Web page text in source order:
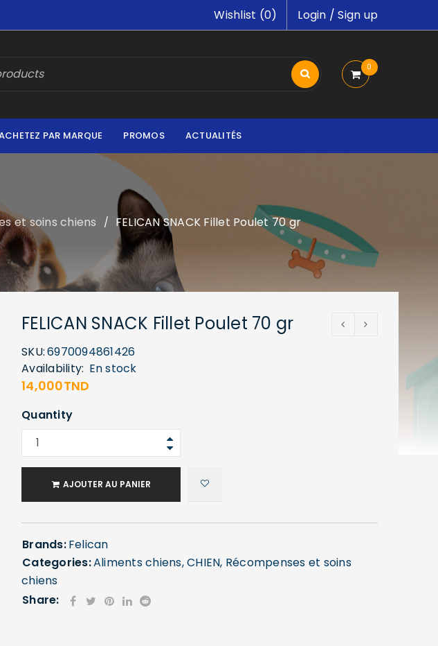
Login /Sign up
Wishlist (0)
0
PAR MARQUE PROMOS ACTUALITÉS
et soins chiens / FELICAN SNACK Fillet Poulet 70 gr
FELICAN SNACK Fillet Poulet 70 gr
SKU:6970094861426
Availability: En stock
14,000TND
Quantity
AJOUTER AU PANIER
Brands:Felican
Categories:Aliments chiens,CHIEN, Récompenses et soins
chiens
Share: